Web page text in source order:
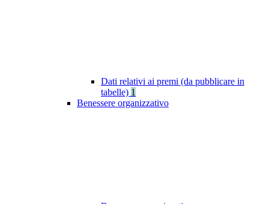
Dati relativi ai premi (da pubblicare in
tabelle) 1
Benessere organizzativo